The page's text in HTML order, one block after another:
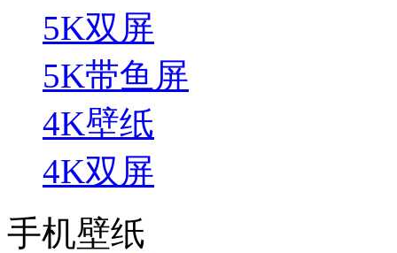
5K双屏
5K带鱼屏
4K壁纸
4K双屏
手机壁纸